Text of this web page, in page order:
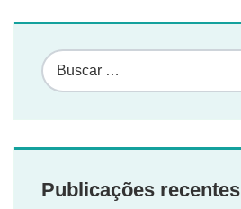
Publicações recentes